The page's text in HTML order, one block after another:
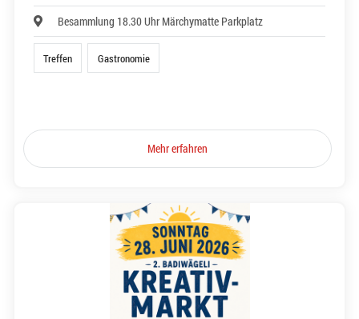
Besammlung 18.30 Uhr Märchymatte Parkplatz
Treffen Gastronomie
Mehr erfahren